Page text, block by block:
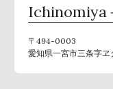
Ichinomiya
〒494-0003
愛知県一宮市三条字ヱ